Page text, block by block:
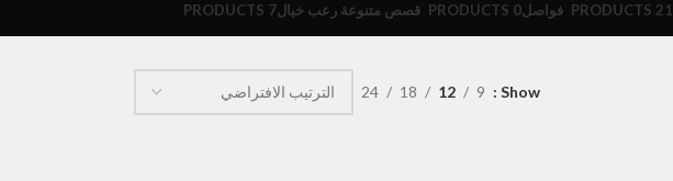
21 PRODUCTS فواصل0 PRODUCTS قصص متنوعة رعب خيال7 PRODUCTS
Show
9
12
18
24